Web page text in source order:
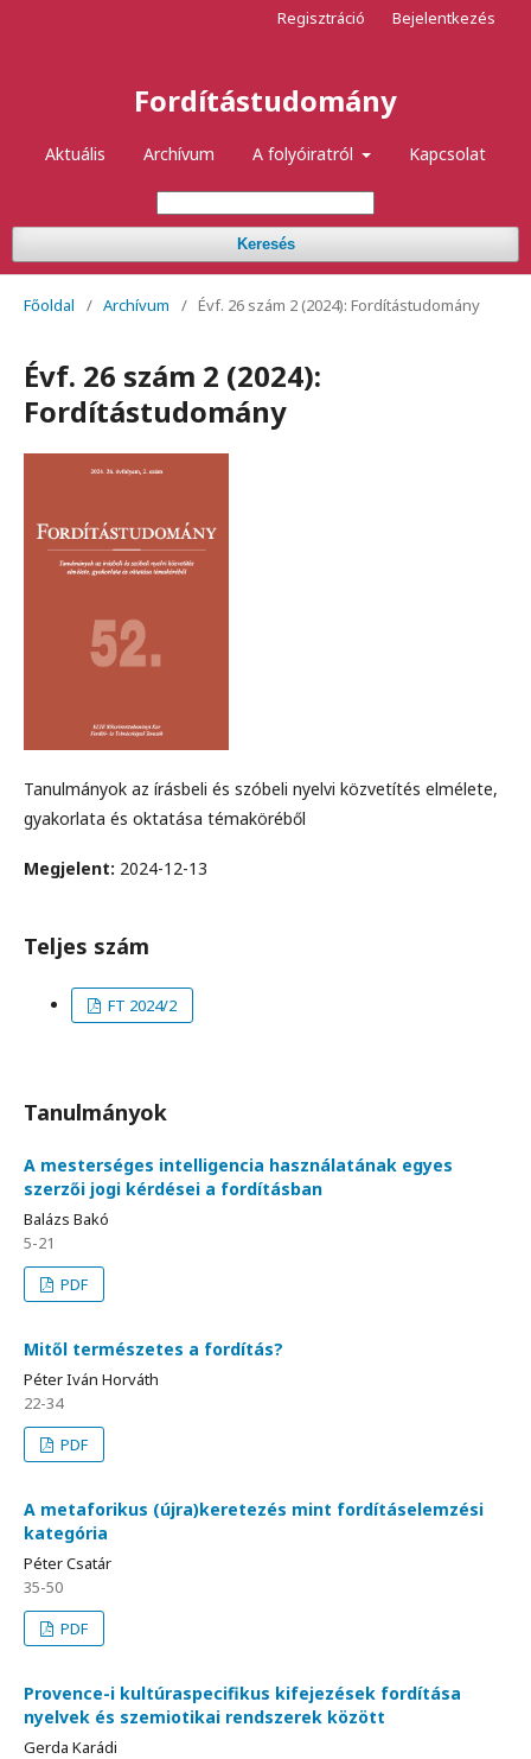
Fordítástudomány
Aktuális Archívum A folyóiratról Kapcsolat
Keresés
Regisztráció Bejelentkezés
Főoldal / Archívum / Évf. 26 szám 2 (2024): Fordítástudomány
Évf. 26 szám 2 (2024):
Fordítástudomány
Tanulmányok az írásbeli és szóbeli nyelvi közvetítés elmélete,
gyakorlata és oktatása témaköréből
Megjelent: 2024-12-13
Teljes szám
FT 2024/2
Tanulmányok
A mesterséges intelligencia használatának egyes
szerzői jogi kérdései a fordításban
Balázs Bakó
5-21
PDF
Mitől természetes a fordítás?
Péter Iván Horváth
22-34
PDF
A metaforikus (újra)keretezés mint fordításelemzési
kategória
Péter Csatár
35-50
PDF
Provence-i kultúraspecifikus kifejezések fordítása
nyelvek és szemiotikai rendszerek között
Gerda Karádi